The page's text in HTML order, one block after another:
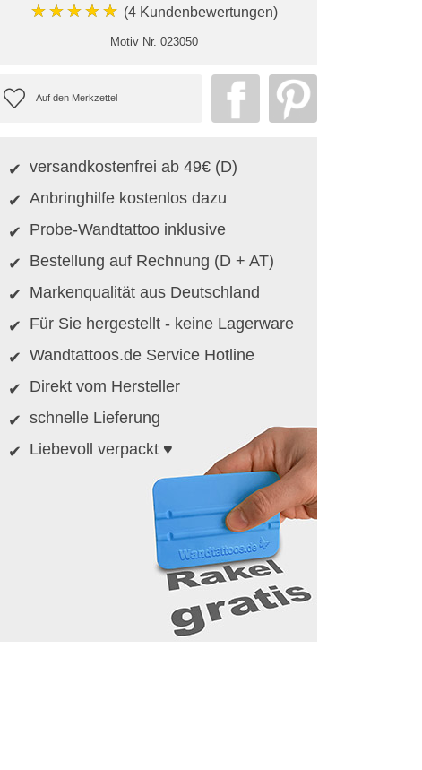
★★★★★ (4 Kundenbewertungen)
Motiv Nr. 023050
versandkostenfrei ab 49€ (D)
Anbringhilfe kostenlos dazu
Probe-Wandtattoo inklusive
Bestellung auf Rechnung (D + AT)
Markenqualität aus Deutschland
Für Sie hergestellt - keine Lagerware
Wandtattoos.de Service Hotline
Direkt vom Hersteller
schnelle Lieferung
Liebevoll verpackt ♥